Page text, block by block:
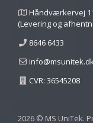
Håndværkervej
(Levering og
8646 6433
CVR: 36545208
2026 © MS UniTek.